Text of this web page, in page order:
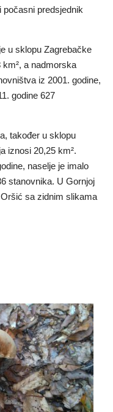
počasni predsjednik
u sklopu Zagrebačke
a nadmorska
iz 2001. godine,
godine 627
također u sklopu
iznosi 20,25 km².
naselje je imalo
stanovnika. U Gornjoj
sa zidnim slikama